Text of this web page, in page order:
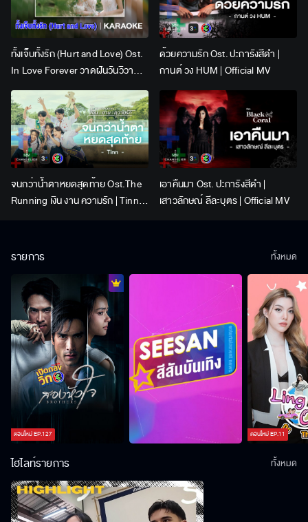
ทั้งเจ็บทั้งรัก (Hurt and Love) Ost.
In Love Forever วาดฝันวันวิวาห์ |
Lingling Kwong x Orm
Kornnaphat | Official Karaoke
ด้วยความรัก Ost. ปะการังสีดำ |
กานต์ วง HUM | Official MV
จนกว่าน้ำตาหยดสุดท้าย Ost.The
Running เงิน งาน ความรัก | Tinn |
เอาคืนมา Ost. ปะการังสีดำ |
เสาวลักษณ์ ลีละบุตร | Official MV
รายการ
ตอนใหม่EP.127 ตอนใหม่EP.11
ทั้งหมด
ไฮไลท์รายการ ทั้งหมด